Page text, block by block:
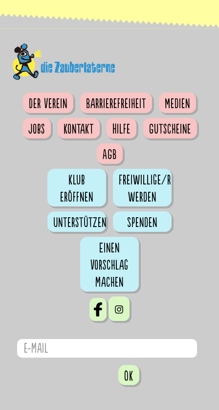
Der Verein Barrierefreiheit
Medien
Jobs
Kontakt Hilfe
Gutscheine
AGB
Klub
eröffnen
Freiwillige/r
werden
Unterstützen
Spenden
Einen
Vorschlag
machen
OK